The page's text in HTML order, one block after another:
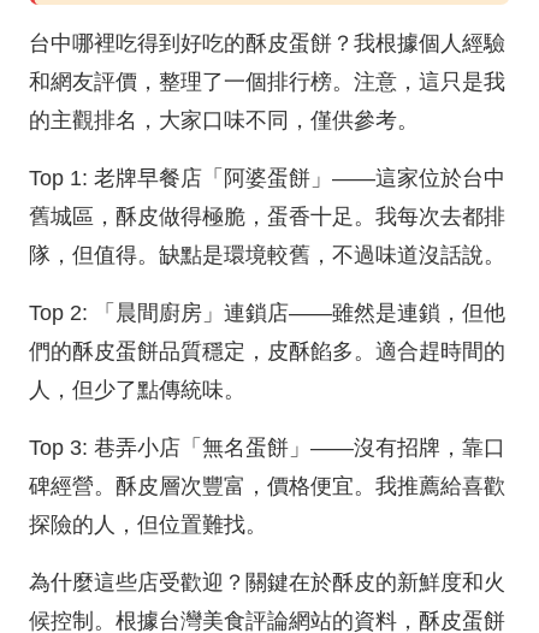
台中哪裡吃得到好吃的酥皮蛋餅？我根據個人經驗
和網友評價，整理了一個排行榜。注意，這只是我
的主觀排名，大家口味不同，僅供參考。
Top 1: 老牌早餐店「阿婆蛋餅」——這家位於台中
舊城區，酥皮做得極脆，蛋香十足。我每次去都排
隊，但值得。缺點是環境較舊，不過味道沒話說。
Top 2: 「晨間廚房」連鎖店——雖然是連鎖，但他
們的酥皮蛋餅品質穩定，皮酥餡多。適合趕時間的
人，但少了點傳統味。
Top 3: 巷弄小店「無名蛋餅」——沒有招牌，靠口
碑經營。酥皮層次豐富，價格便宜。我推薦給喜歡
探險的人，但位置難找。
為什麼這些店受歡迎？關鍵在於酥皮的新鮮度和火
候控制。根據台灣美食評論網站的資料，酥皮蛋餅